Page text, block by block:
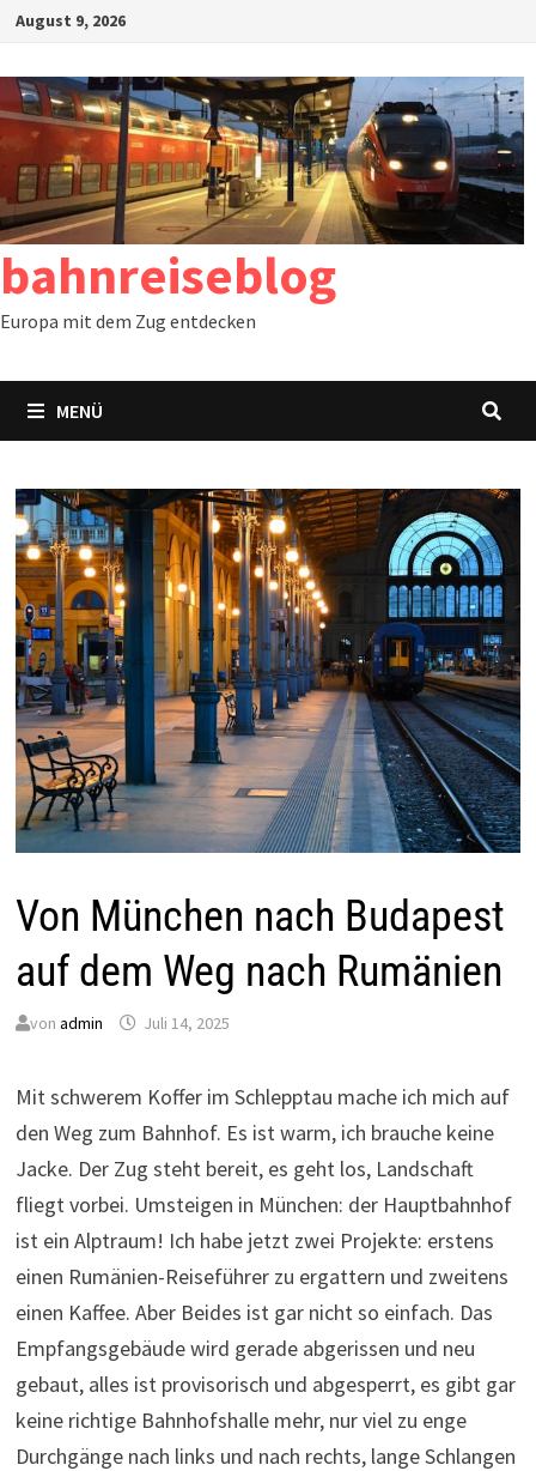
Zum
springen
August 9, 2026
bahnreiseblog
Europa mit dem Zug entdecken
MENÜ
Von München nach Budapest
auf dem Weg nach Rumänien
von admin Juli 14, 2025
Mit schwerem Koffer im Schlepptau mache ich mich auf
den Weg zum Bahnhof. Es ist warm, ich brauche keine
Jacke. Der Zug steht bereit, es geht los, Landschaft
fliegt vorbei. Umsteigen in München: der Hauptbahnhof
ist ein Alptraum! Ich habe jetzt zwei Projekte: erstens
einen Rumänien-Reiseführer zu ergattern und zweitens
einen Kaffee. Aber Beides ist gar nicht so einfach. Das
Empfangsgebäude wird gerade abgerissen und neu
gebaut, alles ist provisorisch und abgesperrt, es gibt gar
keine richtige Bahnhofshalle mehr, nur viel zu enge
Durchgänge nach links und nach rechts, lange Schlangen